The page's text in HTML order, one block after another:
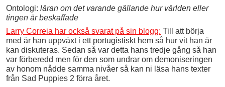
Ontologi: läran om det varande gällande hur världen eller
tingen är beskaffade
Larry Correia har också svarat på sin blogg: Till att börja
med är han uppväxt i ett portugistiskt hem så hur vit han är
kan diskuteras. Sedan så var detta hans tredje gång så han
var förberedd men för den som undrar om demoniseringen
av honom nådde samma nivåer så kan ni läsa hans texter
från Sad Puppies 2 förra året.